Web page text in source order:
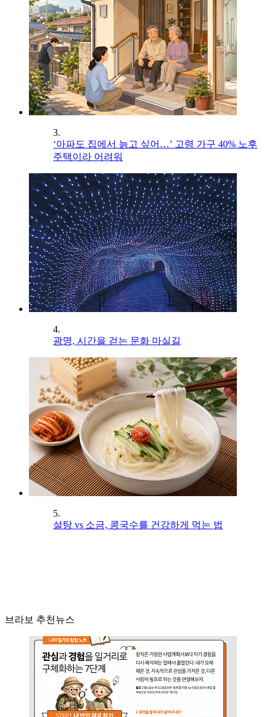
3.
‘아파도 집에서 늙고 싶어…’ 고령 가구 40% 노후
주택이라 어려워
4.
광명, 시간을 걷는 문화 마실길
5.
설탕 vs 소금, 콩국수를 건강하게 먹는 법
브라보 추천뉴스